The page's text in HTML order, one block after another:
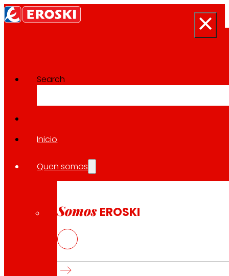
Search
Inicio
Quen somos
Somos EROSKI
Sala de prensa
Volver a todas as noticias
12.05.2026
EROSKI recibe o premio ao
Premios nacionais e europeos da franquía